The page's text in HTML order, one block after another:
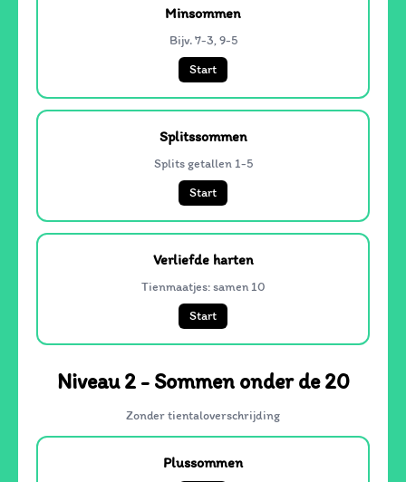
Minsommen
Bijv. 7-3, 9-5
Start
Splitssommen
Splits getallen 1-5
Start
Verliefde harten
Tienmaatjes: samen 10
Start
Niveau 2 - Sommen onder de 20
Zonder tientaloverschrijding
Plussommen